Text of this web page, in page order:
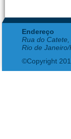
Endereço
Rua do
Rio de Janeiro/
©Copyright